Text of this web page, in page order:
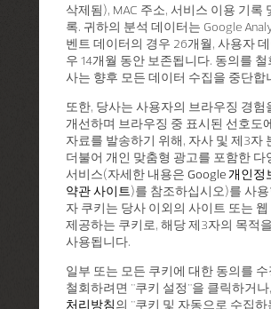
삭제됨), MAC 주소, 서비스 이용 기록
록. 귀하의 분석 데이터는 Google
벤트 데이터의 경우 26개월, 사용자
우 14개월 동안 보존됩니다. 동의를
사는 향후 모든 데이터 수집을 중단합
또한, 당사는 사용자의 브라우징 경험
개선하며 브라우징 중 표시된 선호도
자료를 발송하기 위해, 자사 및 제3자
더불어 개인 맞춤형 광고를 포함한 다
서비스(자세한 내용은 Google 개인정
약관 사이트)를 참조하십시오)를 사
자 쿠키는 당사 이외의 사이트 또는
제공하는 쿠키로, 해당 제3자의 목적
사용됩니다.
일부 또는 모든 쿠키에 대한 동의를
철회하려면 "쿠키 설정"을 클릭하거나,
처리방침의 "쿠키 및 자동으로 수집하